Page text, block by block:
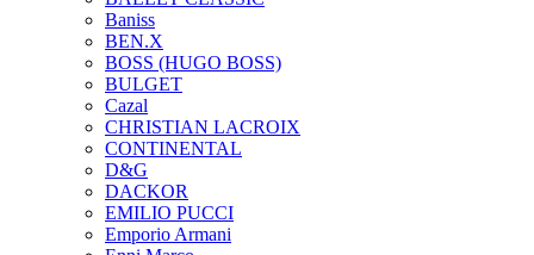
Baniss
BEN.X
BOSS (HUGO BOSS)
BULGET
Cazal
CHRISTIAN LACROIX
CONTINENTAL
D&G
DACKOR
EMILIO PUCCI
Emporio Armani